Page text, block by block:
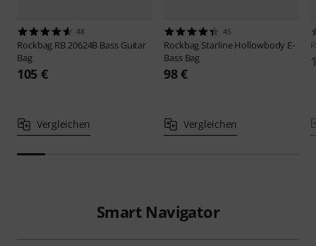
48
Rockbag RB 20624B Bass Guitar
Bag
105 €
Vergleichen
45
Rockbag Starline Hollowbody E-
Bass Bag
98 €
Vergleichen
Smart Navigator